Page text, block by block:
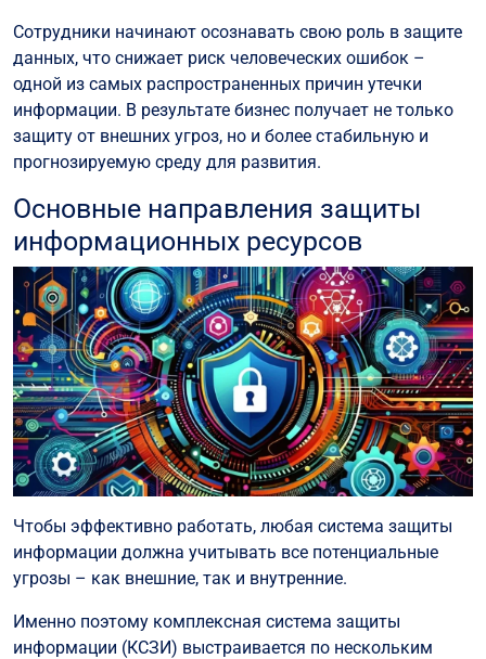
Сотрудники начинают осознавать свою роль в защите
данных, что снижает риск человеческих ошибок –
одной из самых распространенных причин утечки
информации. В результате бизнес получает не только
защиту от внешних угроз, но и более стабильную и
прогнозируемую среду для развития.
Основные направления защиты
информационных ресурсов
Чтобы эффективно работать, любая система защиты
информации должна учитывать все потенциальные
угрозы – как внешние, так и внутренние.
Именно поэтому комплексная система защиты
информации (КСЗИ) выстраивается по нескольким